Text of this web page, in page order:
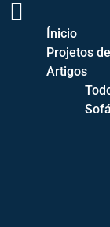
ENTREGA
Ínicio
Projetos
Artigos